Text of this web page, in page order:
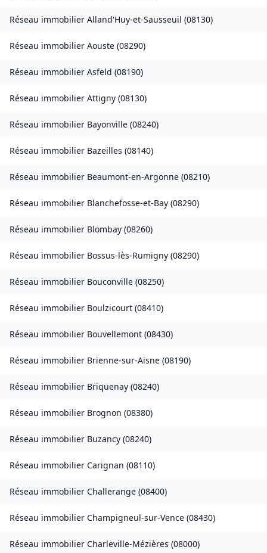
Réseau immobilier Alland'Huy-et-Sausseuil (08130)
Réseau immobilier Aouste (08290)
Réseau immobilier Asfeld (08190)
Réseau immobilier Attigny (08130)
Réseau immobilier Bayonville (08240)
Réseau immobilier Bazeilles (08140)
Réseau immobilier Beaumont-en-Argonne (08210)
Réseau immobilier Blanchefosse-et-Bay (08290)
Réseau immobilier Blombay (08260)
Réseau immobilier Bossus-lès-Rumigny (08290)
Réseau immobilier Bouconville (08250)
Réseau immobilier Boulzicourt (08410)
Réseau immobilier Bouvellemont (08430)
Réseau immobilier Brienne-sur-Aisne (08190)
Réseau immobilier Briquenay (08240)
Réseau immobilier Brognon (08380)
Réseau immobilier Buzancy (08240)
Réseau immobilier Carignan (08110)
Réseau immobilier Challerange (08400)
Réseau immobilier Champigneul-sur-Vence (08430)
Réseau immobilier Charleville-Mézières (08000)